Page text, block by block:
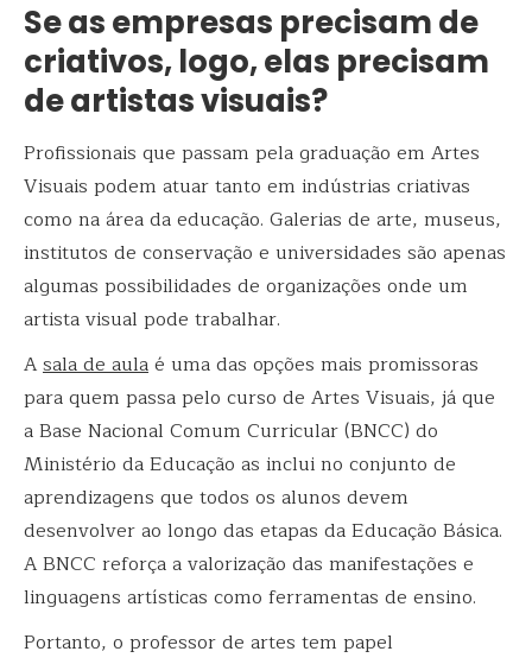
Se as empresas precisam de
criativos, logo, elas precisam
de artistas visuais?
Profissionais que passam pela graduação em Artes
Visuais podem atuar tanto em indústrias criativas
como na área da educação. Galerias de arte, museus,
institutos de conservação e universidades são apenas
algumas possibilidades de organizações onde um
artista visual pode trabalhar.
Asala de aulaé uma das opções mais promissoras
para quem passa pelo curso de Artes Visuais, já que
a Base Nacional Comum Curricular (BNCC) do
Ministério da Educação as inclui no conjunto de
aprendizagens que todos os alunos devem
desenvolver ao longo das etapas da Educação Básica.
A BNCC reforça a valorização das manifestações e
linguagens artísticas como ferramentas de ensino.
Portanto, o professor de artes tem papel